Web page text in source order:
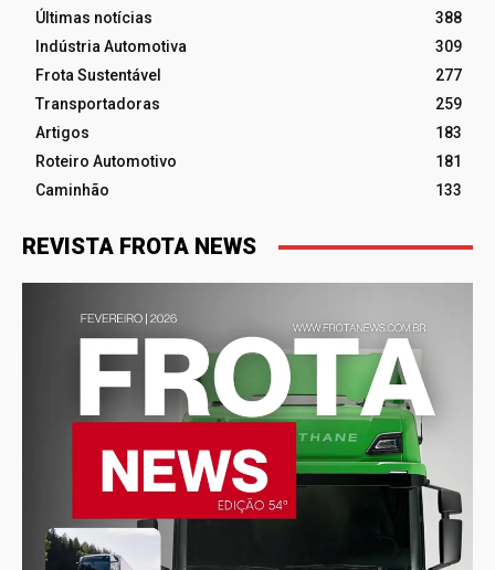
Últimas notícias
388
Indústria Automotiva
309
Frota Sustentável
277
Transportadoras
259
Artigos
183
Roteiro Automotivo
181
Caminhão
133
REVISTA FROTA NEWS